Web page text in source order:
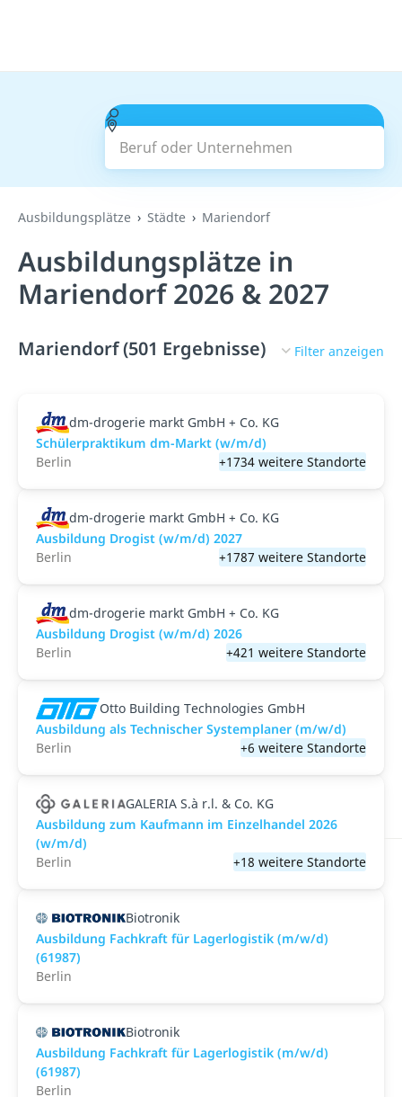
Beruf oder Unternehmen
Suchen
Ausbildungsplätze Städte Mariendorf
Ausbildungsplätze in
Mariendorf 2026 & 2027
Mariendorf (501 Ergebnisse) Filter anzeigen
dm-drogerie markt GmbH + Co. KG
Schülerpraktikum dm-Markt (w/m/d)
Berlin
+1734 weitere Standorte
dm-drogerie markt GmbH + Co. KG
Ausbildung Drogist (w/m/d) 2027
Berlin
+1787 weitere Standorte
dm-drogerie markt GmbH + Co. KG
Ausbildung Drogist (w/m/d) 2026
Berlin
+421 weitere Standorte
Otto Building Technologies GmbH
Ausbildung als Technischer Systemplaner (m/w/d)
Berlin
+6 weitere Standorte
GALERIA S.à r.l. & Co. KG
Ausbildung zum Kaufmann im Einzelhandel 2026
(w/m/d)
Berlin
+18 weitere Standorte
Biotronik
Ausbildung Fachkraft für Lagerlogistik (m/w/d)
(61987)
Berlin
Biotronik
Ausbildung Fachkraft für Lagerlogistik (m/w/d)
(61987)
Berlin